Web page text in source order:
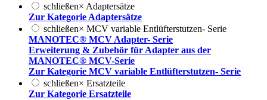
schließen× Adaptersätze
Zur Kategorie Adaptersätze
schließen× MCV variable Entlüfterstutzen- Serie
MANOTEC® MCV Adapter- Serie
Erweiterung & Zubehör für Adapter aus der
MANOTEC® MCV-Serie
Zur Kategorie MCV variable Entlüfterstutzen- Serie
schließen× Ersatzteile
Zur Kategorie Ersatzteile